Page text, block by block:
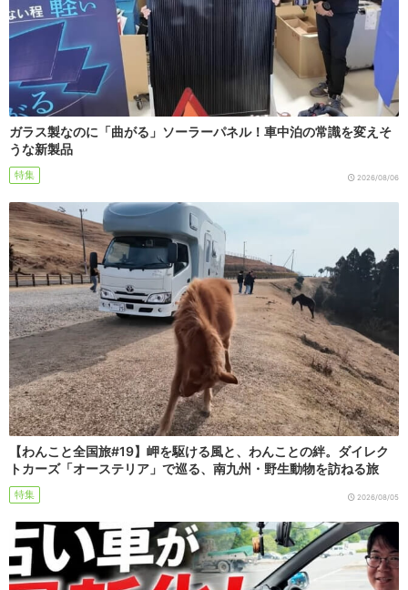
ガラス製なのに「曲がる」ソーラーパネル！車中泊の常識を変えそ
うな新製品
特集 2026/08/06
【わんこと全国旅#19】岬を駆ける風と、わんことの絆。ダイレク
トカーズ「オーステリア」で巡る、南九州・野生動物を訪ねる旅
特集 2026/08/05